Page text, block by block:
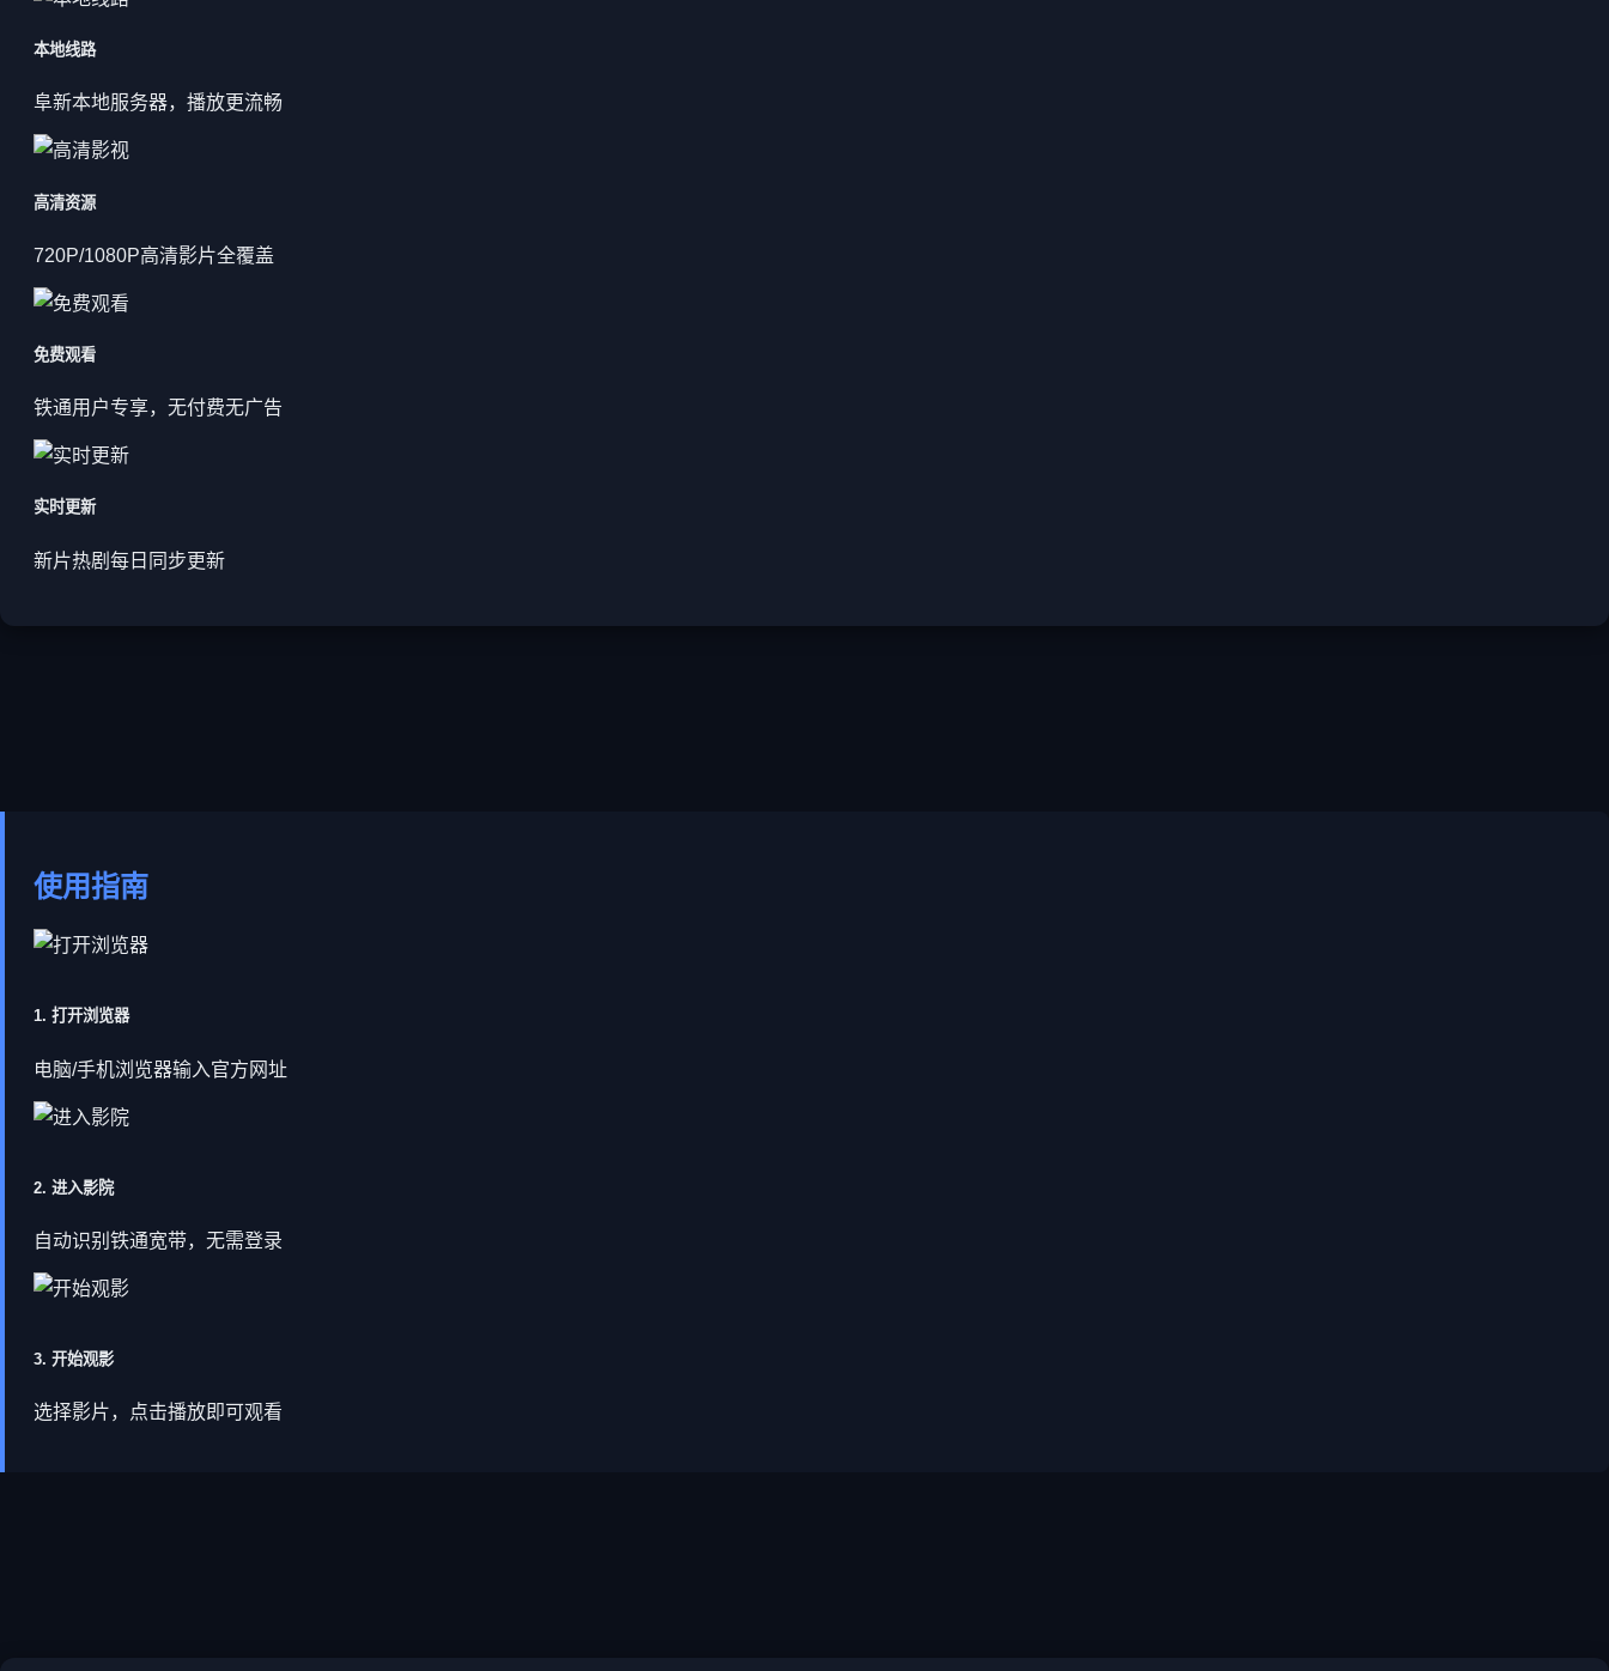
本地线路
阜新本地服务器，播放更流畅
高清资源
720P/1080P高清影片全覆盖
免费观看
铁通用户专享，无付费无广告
实时更新
新片热剧每日同步更新
使用指南
1. 打开浏览器
电脑/手机浏览器输入官方网址
2. 进入影院
自动识别铁通宽带，无需登录
3. 开始观影
选择影片，点击播放即可观看